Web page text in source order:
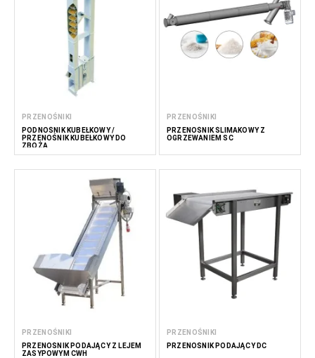
PRZENOŚNIKI
PODNOŚNIK KUBEŁKOWY /
PRZENOŚNIK KUBEŁKOWY DO
ZBOŻA
PRZENOŚNIKI
PRZENOŚNIK ŚLIMAKOWY Z
OGRZEWANIEM SC
PRZENOŚNIKI
PRZENOŚNIK PODAJĄCY Z LEJEM
ZASYPOWYM CWH
PRZENOŚNIKI
PRZENOŚNIK PODAJĄCY DC